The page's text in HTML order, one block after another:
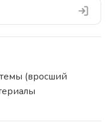
(вросший